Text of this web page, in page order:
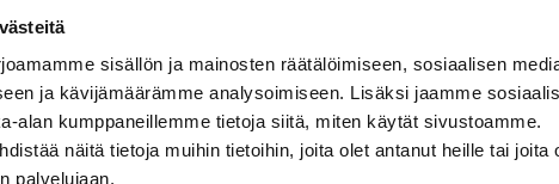
sisällön ja mainosten räätälöimiseen, sosiaalisen
ja kävijämäärämme analysoimiseen. Lisäksi jaamme
alan kumppaneillemme tietoja siitä, miten käytät sivustoamme.
näitä tietoja muihin tietoihin, joita olet antanut heille tai joita
palvelujaan.
Yhteystiedot
Tilaa uutiskirje
Aukeaa
uuteen
välilehteen